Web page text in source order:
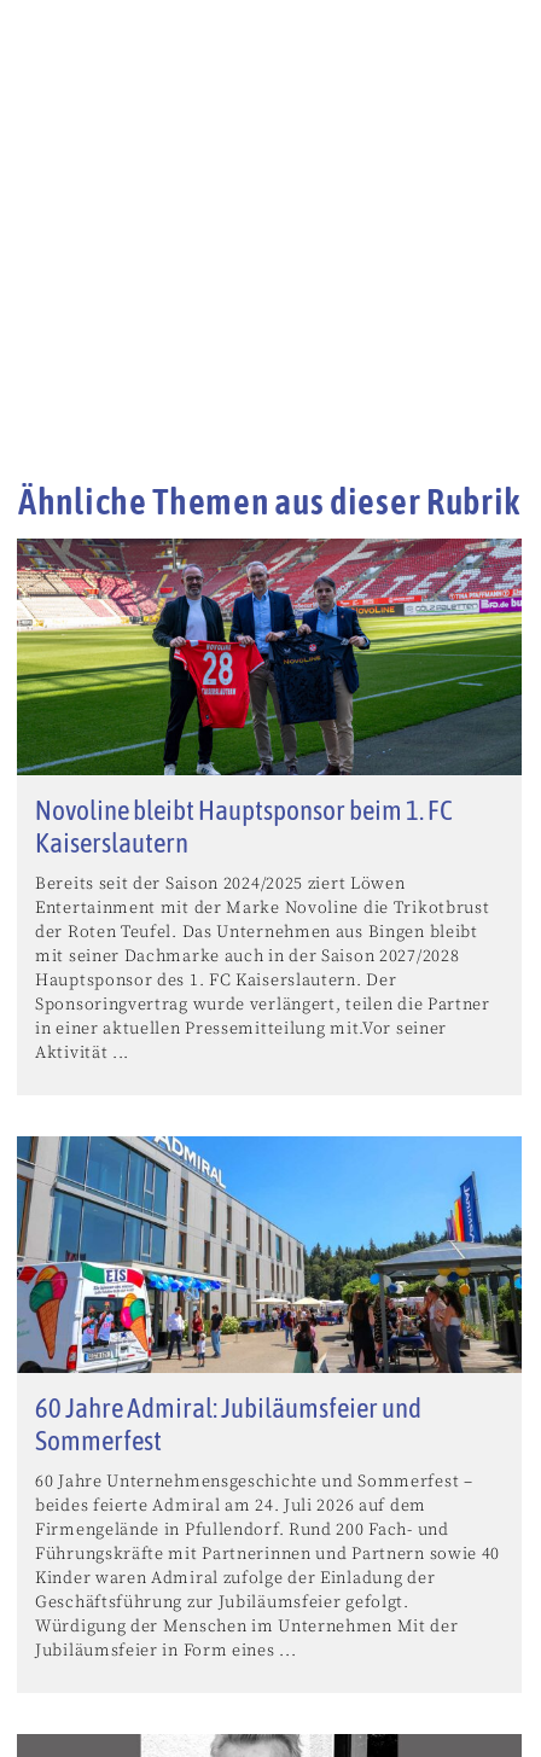
Ähnliche Themen aus dieser Rubrik
Novoline bleibt Hauptsponsor beim 1. FC
Kaiserslautern
Bereits seit der Saison 2024/2025 ziert Löwen
Entertainment mit der Marke Novoline die Trikotbrust
der Roten Teufel. Das Unternehmen aus Bingen bleibt
mit seiner Dachmarke auch in der Saison 2027/2028
Hauptsponsor des 1. FC Kaiserslautern. Der
Sponsoringvertrag wurde verlängert, teilen die Partner
in einer aktuellen Pressemitteilung mit.Vor seiner
Aktivität ...
60 Jahre Admiral: Jubiläumsfeier und
Sommerfest
60 Jahre Unternehmensgeschichte und Sommerfest –
beides feierte Admiral am 24. Juli 2026 auf dem
Firmengelände in Pfullendorf. Rund 200 Fach- und
Führungskräfte mit Partnerinnen und Partnern sowie 40
Kinder waren Admiral zufolge der Einladung der
Geschäftsführung zur Jubiläumsfeier gefolgt.
Würdigung der Menschen im Unternehmen Mit der
Jubiläumsfeier in Form eines ...